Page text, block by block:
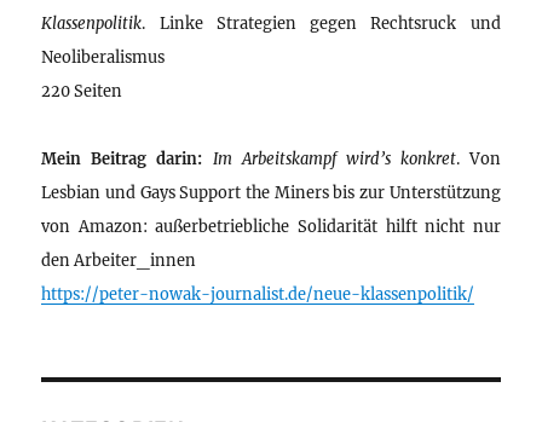
Klassenpolitik. Linke Strategien gegen Rechtsruck und
Neoliberalismus
220 Seiten
Mein Beitrag darin: Im Arbeitskampf wird’s konkret. Von
Lesbian und Gays Support the Miners bis zur Unterstützung
von Amazon: außerbetriebliche Solidarität hilft nicht nur
den Arbeiter_innen
https://peter-nowak-journalist.de/neue-klassenpolitik/